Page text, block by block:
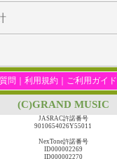
問 利用規約｜ ご利用ガイド
(C)GRAND MUSIC
JASRAC許諾番号
9010654026Y55011
NexTone許諾番号
ID000002269
ID000002270